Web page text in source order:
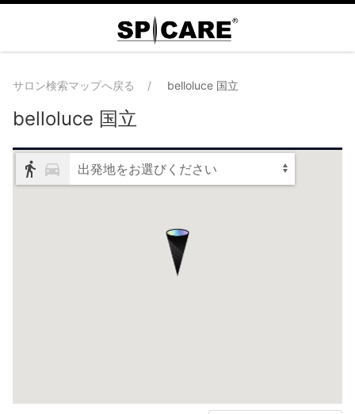
サロン検索マップへ戻る belloluce 国立
belloluce 国立
出発地をお選びください